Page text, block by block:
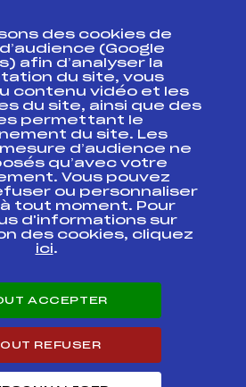
fédéral
Formation, Suivi
professionnel
des cookies de
(Google
afin d’analyser la
du site, vous
contenu vidéo et les
du site, ainsi que des
permettant le
du site. Les
d’audience ne
qu’avec votre
Vous pouvez
ou personnaliser
tout moment. Pour
d'informations sur
des cookies, cliquez
ici.
ACCEPTER
REFUSER